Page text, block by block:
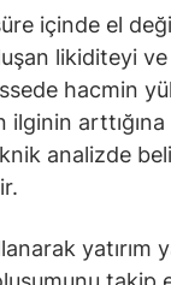
içinde el
likiditeyi ve
hacmin
ilginin
analizde
yatırım